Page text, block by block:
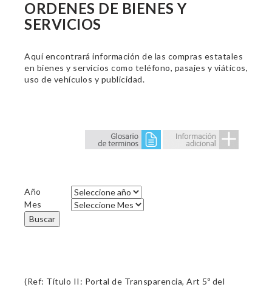
ORDENES DE BIENES Y
SERVICIOS
Aquí encontrará información de las compras estatales
en bienes y servicios como teléfono, pasajes y viáticos,
uso de vehículos y publicidad.
Año
Mes
Buscar
(Ref: Título II: Portal de Transparencia, Art 5º del